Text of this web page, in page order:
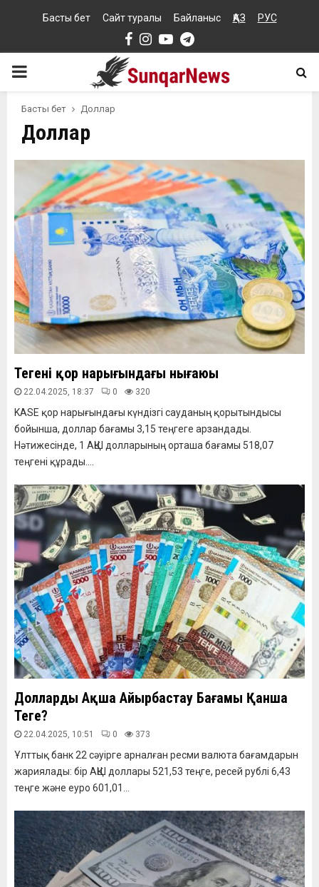
Басты бет Сайт туралы Байланыс ҚАЗ РУС
Facebook
Instagram
YoutubeTelegram
PRIMARY
MENU
Басты бет Доллар
Доллар
Теңгенің қор нарығындағы нығаюы
22.04.2025, 18:37 0 320
KASE қор нарығындағы күндізгі сауданың қорытындысы
бойынша, доллар бағамы 3,15 теңгеге арзандады.
Нәтижесінде, 1 АҚШ долларының орташа бағамы 518,07
теңгені құрады....
Доллардың Ақша Айырбастау Бағамы Қанша
Теңге?
22.04.2025, 10:51 0 373
Ұлттық банк 22 сәуірге арналған ресми валюта бағамдарын
жариялады: бір АҚШ доллары 521,53 теңге, ресей рублі 6,43
теңге және еуро 601,01...